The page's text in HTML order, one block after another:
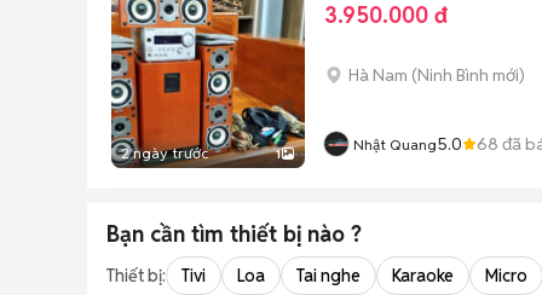
2 ngày trước 1
3.950.000 đ
Hà Nam (Ninh Bình mới)
Nhật Quang5.0 68 đã
Bạn cần tìm thiết bị nào ?
Thiết bị: Tivi Loa Tai nghe Karaoke Micro